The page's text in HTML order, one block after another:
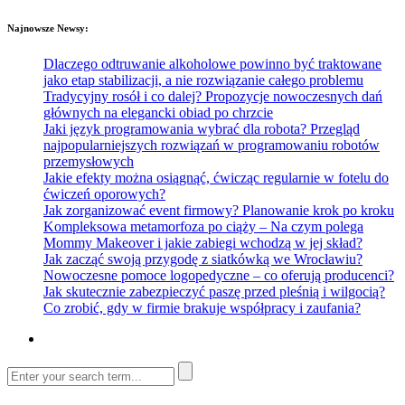
Najnowsze Newsy:
Dlaczego odtruwanie alkoholowe powinno być traktowane
jako etap stabilizacji, a nie rozwiązanie całego problemu
Tradycyjny rosół i co dalej? Propozycje nowoczesnych dań
głównych na elegancki obiad po chrzcie
Jaki język programowania wybrać dla robota? Przegląd
najpopularniejszych rozwiązań w programowaniu robotów
przemysłowych
Jakie efekty można osiągnąć, ćwicząc regularnie w fotelu do
ćwiczeń oporowych?
Jak zorganizować event firmowy? Planowanie krok po kroku
Kompleksowa metamorfoza po ciąży – Na czym polega
Mommy Makeover i jakie zabiegi wchodzą w jej skład?
Jak zacząć swoją przygodę z siatkówką we Wrocławiu?
Nowoczesne pomoce logopedyczne – co oferują producenci?
Jak skutecznie zabezpieczyć paszę przed pleśnią i wilgocią?
Co zrobić, gdy w firmie brakuje współpracy i zaufania?